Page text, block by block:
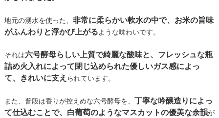
地元の湧水を使った、 非常に柔らかい軟水の中で、お米の旨味
がふんわりと浮かび上がるような味わいです。
それは六号酵母らしい上質で綺麗な酸味と、フレッシュな瓶
詰め火入れによって閉じ込められた優しいガス感によっ
て、きれいに支え られています。
また、普段は香りが控えめな六号酵母を、 丁寧な吟醸造りによっ
て仕込むことで、白葡萄のようなマスカットの優美な余韻が